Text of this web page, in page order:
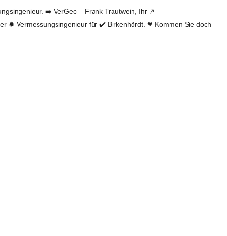
➡️ VerGeo – Frank Trautwein, Ihr ↗️
✹ Vermessungsingenieur für ✔️ Birkenhördt. ❤ Kommen Sie doch